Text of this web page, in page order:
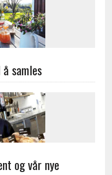
samles
og vår nye